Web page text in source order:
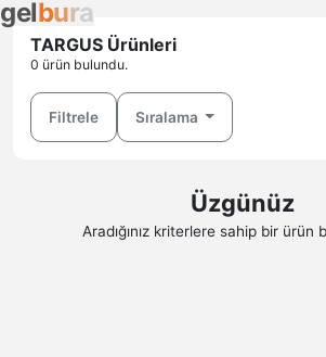
gelbura
TARGUS Ürünleri
0 ürün bulundu.
Filtrele Sıralama
Üzgünüz
Aradığınız kriterlere sahip bir ürün